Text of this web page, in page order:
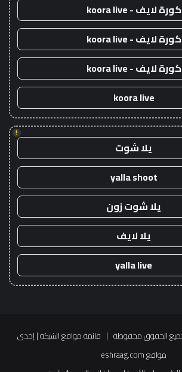
كورة لايف - koora live
كورة لايف - koora live
كورة لايف - koora live
koora live
!
يلا شوت
yalla shoot
يلا شوت زون
يلا لايف
yalla live
قائمة مواقع الشبكة| إحدى
مواقعeshraag.com